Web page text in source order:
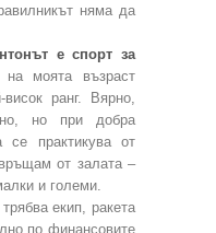
няма да
е спорт за
моята възраст
ранг. Вярно,
но при добра
се практикува от
от залата –
и големи.
екип, ракета
по финансовите